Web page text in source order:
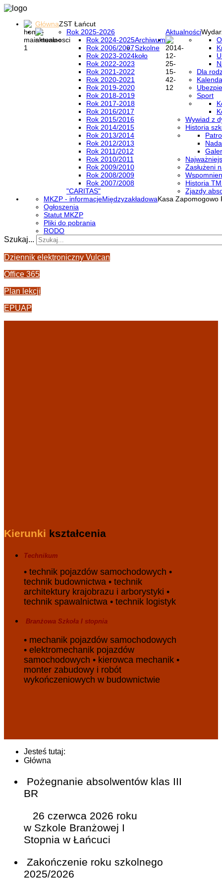
GłównaZST Łańcut
Aktualności
Rok 2025-2026
Archiwum
Rok 2024-2025
Rok 2006/2007
Rok 2023-2024
Rok 2022-2023
Rok 2021-2022
Rok 2020-2021
Rok 2019-2020
Rok 2018-2019
Rok 2017-2018
Rok 2016/2017
Rok 2015/2016
Rok 2014/2015
Rok 2013/2014
Rok 2012/2013
Rok 2011/2012
Rok 2010/2011
Rok 2009/2010
Rok 2008/2009
Rok 2007/2008
Szkolne
koło
"CARITAS"
Dla
Sport
Wywiad z
Historia
Zasłużeni
Historia
Zjazdy
MiędzyzakładowaKasa Zapomogowo
MKZP - informacje
Ogłoszenia
Statut MKZP
Pliki do pobrania
RODO
Szukaj...
Dziennik elektroniczny Vulcan
Office 365
Plan lekcji
EPUAP
Kierunki kształcenia
Technikum
• technik pojazdów samochodowych •
technik budownictwa • technik
architektury krajobrazu i arborystyki •
technik spawalnictwa • technik logistyk
Branżowa Szkoła I stopnia
• mechanik pojazdów samochodowych
• elektromechanik pojazdów
samochodowych • kierowca mechanik •
monter zabudowy i robót
wykończeniowych w budownictwie
Jesteś tutaj:
Główna
Pożegnanie absolwentów klas III
BR
26 czerwca 2026 roku
w Szkole Branżowej I
Stopnia w Łańcuci
Zakończenie roku szkolnego
2025/2026